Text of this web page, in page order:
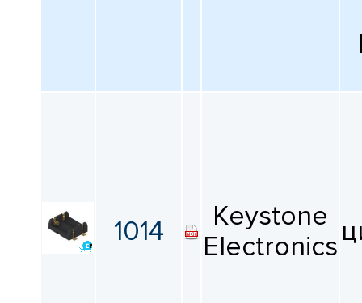
1014
Keystone
Electronics